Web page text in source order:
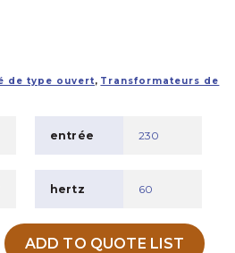
de type ouvert, Transformateurs de
entrée 230
hertz 60
ADD TO QUOTE LIST